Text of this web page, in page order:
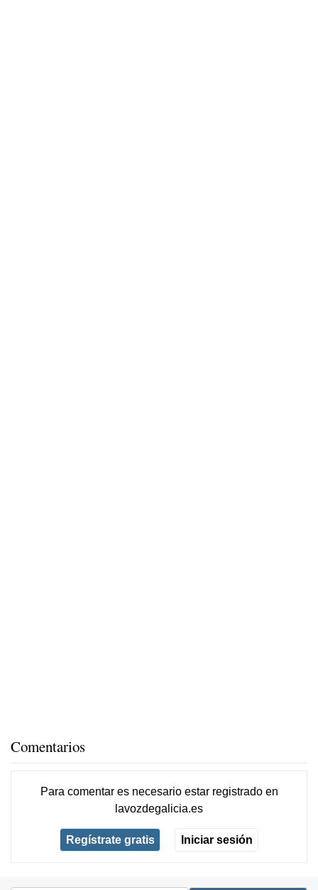
Comentarios
Para comentar es necesario estar registradoen
lavozdegalicia.es
Regístrate gratis Iniciar sesión